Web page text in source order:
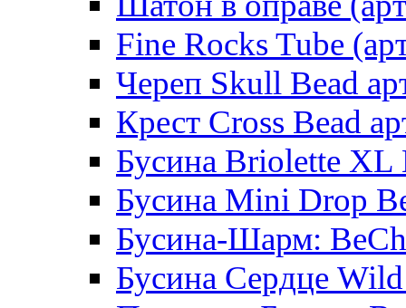
Fine Rocks Tube
Череп Skull Bead
Крест Cross Bead
Бусина Briolette XL
Бусина Mini Drop
Бусина-Шарм:
Бусина Сердце